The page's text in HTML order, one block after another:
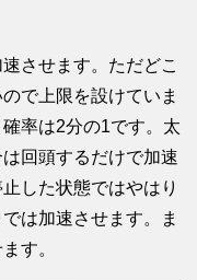
させます。ただどこ
で上限を設けていま
率は2分の1です。太
回頭するだけで加速
した状態ではやはり
は加速させます。ま
す。